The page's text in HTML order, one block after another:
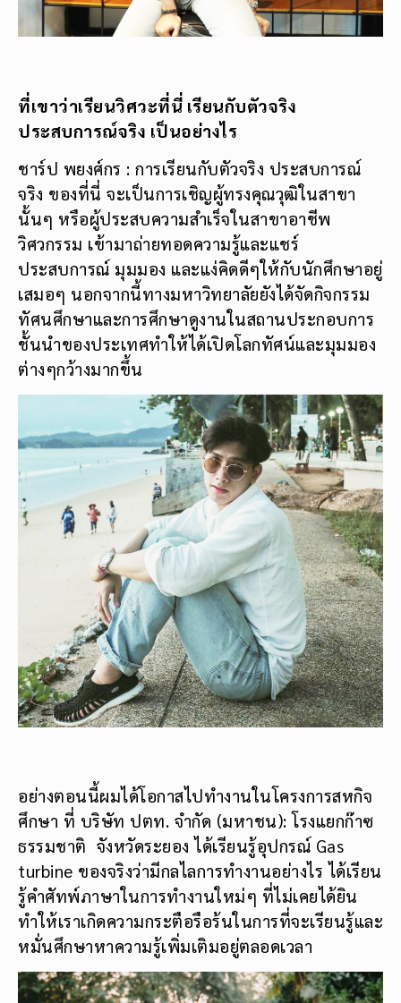
ที่เขาว่าเรียนวิศวะที่นี่ เรียนกับตัวจริง
ประสบการณ์จริง เป็นอย่างไร
ชาร์ป พยงศ์กร : การเรียนกับตัวจริง ประสบการณ์
จริง ของที่นี่ จะเป็นการเชิญผู้ทรงคุณวุฒิในสาขา
นั้นๆ หรือผู้ประสบความสำเร็จในสาขาอาชีพ
วิศวกรรม เข้ามาถ่ายทอดความรู้และแชร์
ประสบการณ์ มุมมอง และแง่คิดดีๆให้กับนักศึกษาอยู่
เสมอๆ นอกจากนี้ทางมหาวิทยาลัยยังได้จัดกิจกรรม
ทัศนศึกษาและการศึกษาดูงานในสถานประกอบการ
ชั้นนำของประเทศทำให้ได้เปิดโลกทัศน์และมุมมอง
ต่างๆกว้างมากขึ้น
อย่างตอนนี้ผมได้โอกาสไปทำงานในโครงการสหกิจ
ศึกษา ที่ บริษัท ปตท. จำกัด (มหาชน): โรงแยกก๊าซ
ธรรมชาติ จังหวัดระยอง ได้เรียนรู้อุปกรณ์ Gas
turbine ของจริงว่ามีกลไลการทำงานอย่างไร ได้เรียน
รู้คำศัทพ์ภาษาในการทำงานใหม่ๆ ที่ไม่เคยได้ยิน
ทำให้เราเกิดความกระตือรือร้นในการที่จะเรียนรู้และ
หมั่นศึกษาหาความรู้เพิ่มเติมอยู่ตลอดเวลา